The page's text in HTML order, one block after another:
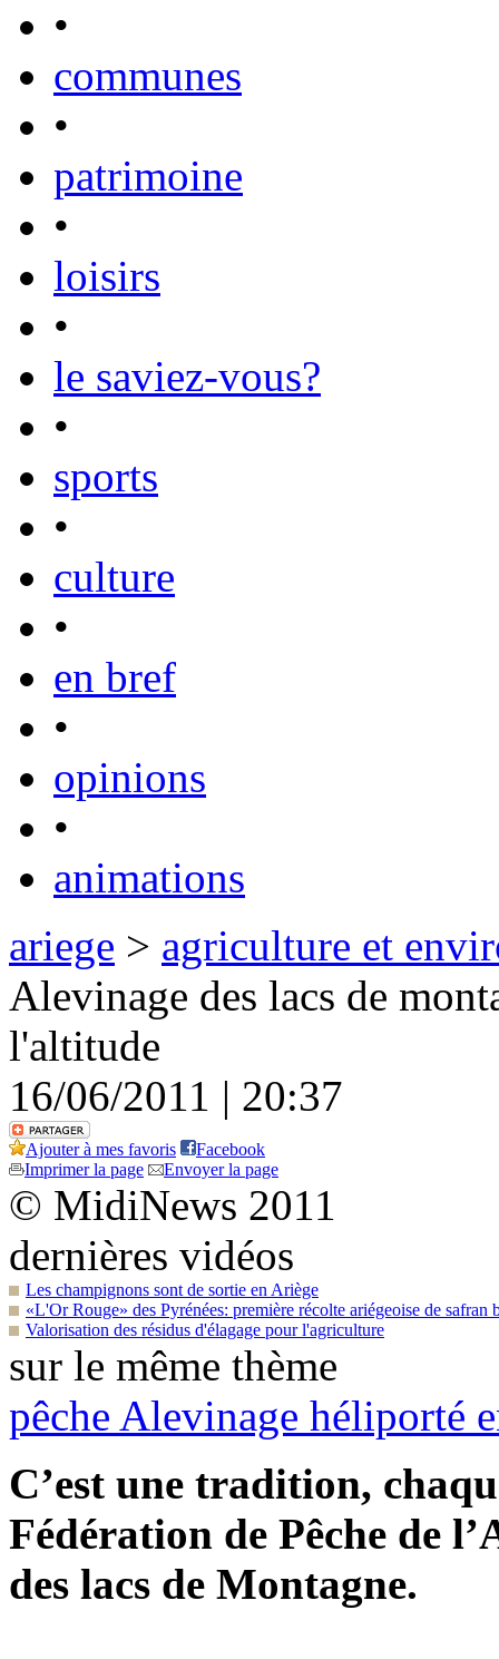
•
communes
•
patrimoine
•
loisirs
•
le saviez-vous?
•
sports
•
culture
•
en bref
•
opinions
•
animations
ariege > agriculture et
Alevinage des lacs de
l'altitude
16/06/2011 | 20:37
Ajouter à mes favoris
Facebook
Imprimer la page
Envoyer la page
© MidiNews 2011
dernières vidéos
Les champignons sont de sortie en Ariège
«L'Or Rouge» des Pyrénées: première récolte ariégeoise de safran
Valorisation des résidus d'élagage pour l'agriculture
sur le même thème
pêche Alevinage héliporté
C’est une tradition,
Fédération de Pêche de
des lacs de Montagne.